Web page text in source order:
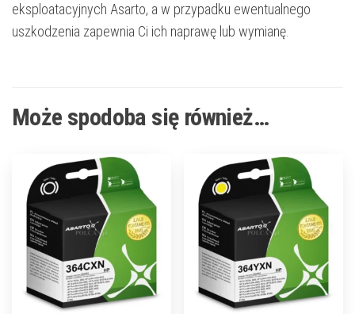
eksploatacyjnych Asarto, a w przypadku ewentualnego
uszkodzenia zapewnia Ci ich naprawę lub wymianę.
Może spodoba się również…